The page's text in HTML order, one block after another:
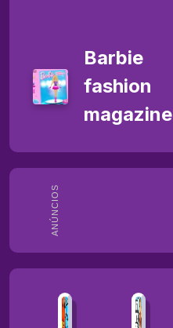
ANÚNCIOS
Barbie
fashion
magazine